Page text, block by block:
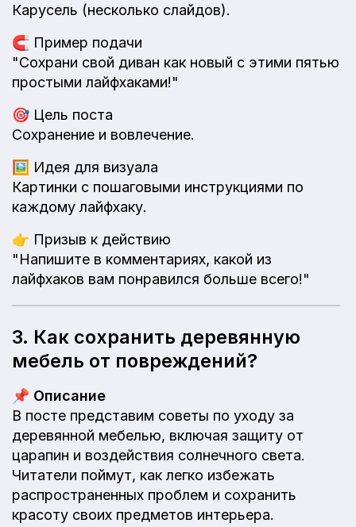
Карусель (несколько слайдов).
🧲 Пример подачи
"Сохрани свой диван как новый с этими пятью
простыми лайфхаками!"
🎯 Цель поста
Сохранение и вовлечение.
🖼️ Идея для визуала
Картинки с пошаговыми инструкциями по
каждому лайфхаку.
👉 Призыв к действию
"Напишите в комментариях, какой из
лайфхаков вам понравился больше всего!"
3. Как сохранить деревянную
мебель от повреждений?
📌 Описание
В посте представим советы по уходу за
деревянной мебелью, включая защиту от
царапин и воздействия солнечного света.
Читатели поймут, как легко избежать
распространенных проблем и сохранить
красоту своих предметов интерьера.